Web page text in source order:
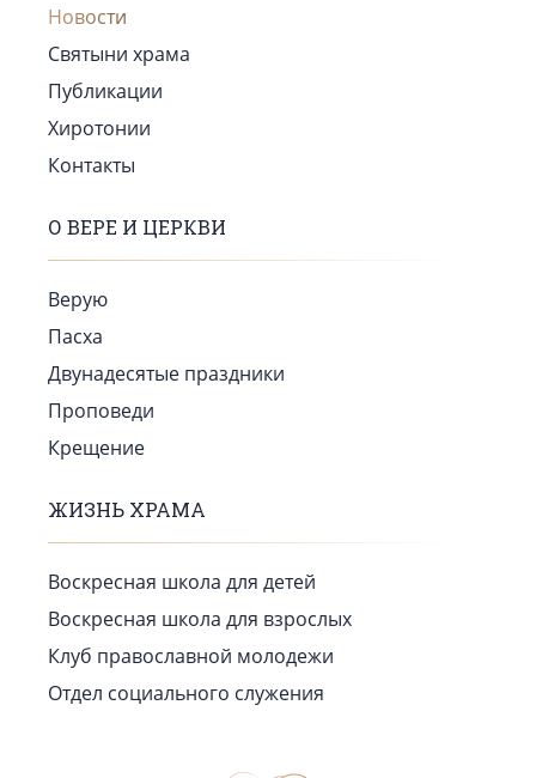
Новости
Святыни храма
Публикации
Хиротонии
Контакты
О ВЕРЕ И ЦЕРКВИ
Верую
Пасха
Двунадесятые праздники
Проповеди
Крещение
ЖИЗНЬ ХРАМА
Воскресная школа для детей
Воскресная школа для взрослых
Клуб православной молодежи
Отдел социального служения